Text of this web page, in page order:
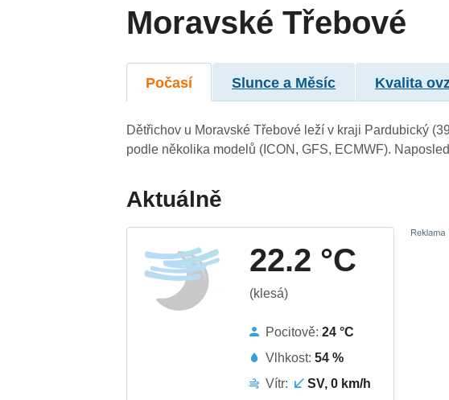
Moravské Třebové
Počasí Slunce a Měsíc Kvalita
Dětřichov u Moravské Třebové leží v kraji Pardubický
podle několika modelů (ICON, GFS, ECMWF).
Aktuálně
22.2 °C
(klesá)
Pocitově:24 °C
Vlhkost:54 %
Vítr:
SV, 0 km/h